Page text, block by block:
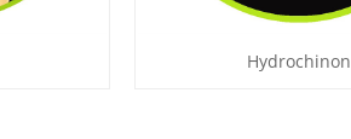
Hydrochinon